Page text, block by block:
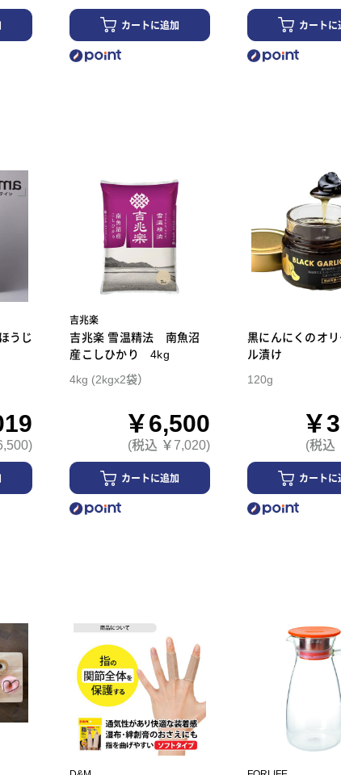
カートに追加 カートに
うじ
吉兆楽
吉兆楽 雪温精法 南魚沼
産こしひかり 4kg
4kg (2kgx2袋）
￥6,500
(税込 ￥7,020)
カートに追加
黒にんにくのオ
ル漬け
120g
￥
(税込
カートに